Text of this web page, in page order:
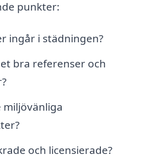
punkter:
ingår i städningen?
bra referenser och
miljövänliga
och licensierade?